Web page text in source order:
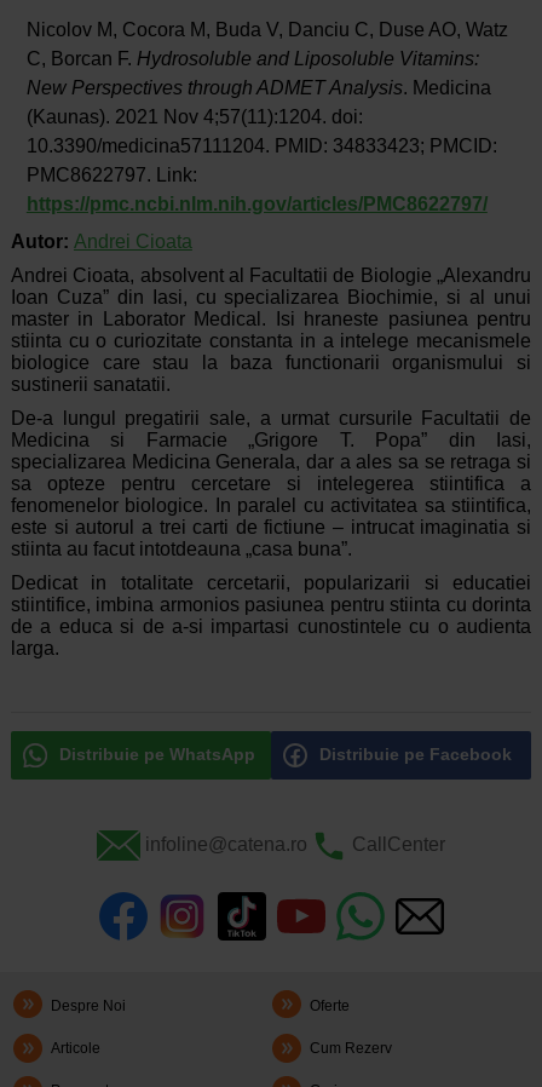
Nicolov M, Cocora M, Buda V, Danciu C, Duse AO, Watz
C, Borcan F. Hydrosoluble and Liposoluble Vitamins:
New Perspectives through ADMET Analysis. Medicina
(Kaunas). 2021 Nov 4;57(11):1204. doi:
10.3390/medicina57111204. PMID: 34833423; PMCID:
PMC8622797. Link:
https://pmc.ncbi.nlm.nih.gov/articles/PMC8622797/
Autor: Andrei Cioata
Andrei Cioata, absolvent al Facultatii de Biologie „Alexandru
Ioan Cuza” din Iasi, cu specializarea Biochimie, si al unui
master in Laborator Medical. Isi hraneste pasiunea pentru
stiinta cu o curiozitate constanta in a intelege mecanismele
biologice care stau la baza functionarii organismului si
sustinerii sanatatii.
De-a lungul pregatirii sale, a urmat cursurile Facultatii de
Medicina si Farmacie „Grigore T. Popa” din Iasi,
specializarea Medicina Generala, dar a ales sa se retraga si
sa opteze pentru cercetare si intelegerea stiintifica a
fenomenelor biologice. In paralel cu activitatea sa stiintifica,
este si autorul a trei carti de fictiune – intrucat imaginatia si
stiinta au facut intotdeauna „casa buna”.
Dedicat in totalitate cercetarii, popularizarii si educatiei
stiintifice, imbina armonios pasiunea pentru stiinta cu dorinta
de a educa si de a-si impartasi cunostintele cu o audienta
larga.
Distribuie pe WhatsApp Distribuie pe Facebook
infoline@catena.ro CallCenter
Despre Noi Oferte
Articole Cum Rezerv